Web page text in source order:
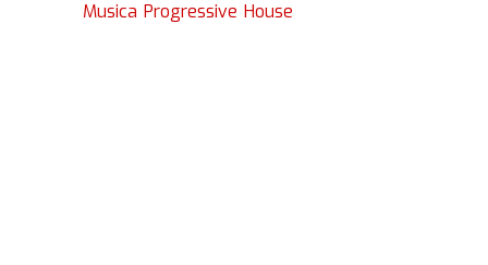
Musica Progressive House